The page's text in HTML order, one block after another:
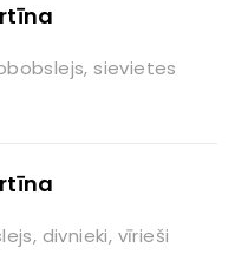
sievietes
divnieki, vīrieši